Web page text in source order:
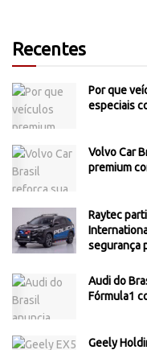
Recentes
Por que
especiais
Volvo Car
premium
Raytec
segurança
Audi do
Fórmula1
Geely